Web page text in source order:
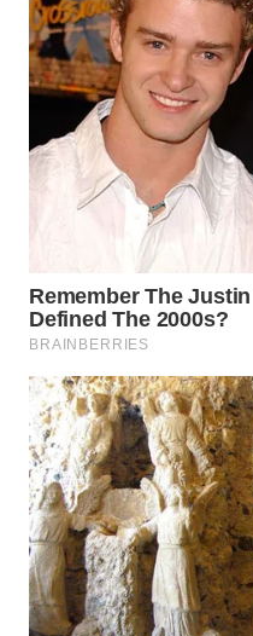
WN DELI
SERDANG
WN
TEBING
TINGGI
WN
KARAWANG
WN
BEKASI
WN
BOGOR
WN
DEPOK